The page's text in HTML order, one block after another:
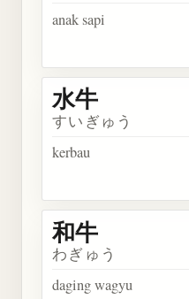
anak sapi
水牛
すいぎゅう
kerbau
和牛
わぎゅう
daging wagyu